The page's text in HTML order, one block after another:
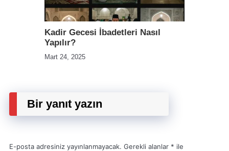
Kadir Gecesi İbadetleri Nasıl
Yapılır?
Mart 24, 2025
Bir yanıt yazın
E-posta adresiniz yayınlanmayacak. Gerekli alanlar * ile